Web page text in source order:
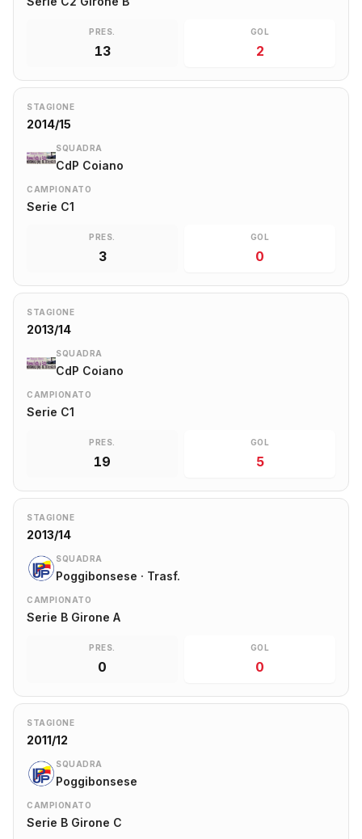
PRES.
13
GOL
2
STAGIONE
2014/15
SQUADRA
CdP Coiano
CAMPIONATO
Serie C1
PRES.
3
GOL
0
STAGIONE
2013/14
SQUADRA
CdP Coiano
CAMPIONATO
Serie C1
PRES.
19
GOL
5
STAGIONE
2013/14
SQUADRA
Poggibonsese · Trasf.
CAMPIONATO
Serie B Girone A
PRES.
0
GOL
0
STAGIONE
2011/12
SQUADRA
Poggibonsese
CAMPIONATO
Serie B Girone C